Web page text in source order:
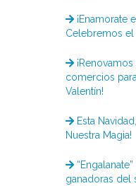
¡Enamorate
Celebremos el
comercios
Valentín!
Esta
Nuestra Magia!
“Engalanate”
ganadoras del